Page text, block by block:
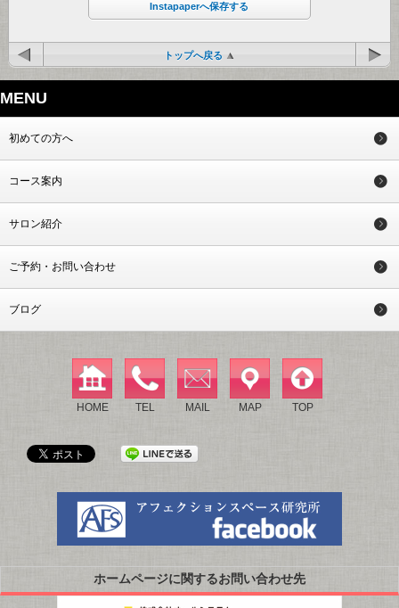
Instapaperへ保存する
トップへ戻る
MENU
初めての方へ
コース案内
サロン紹介
ご予約・お問い合わせ
ブログ
HOME TEL MAIL MAP TOP
ホームページに関するお問い合わせ先